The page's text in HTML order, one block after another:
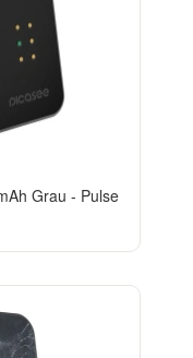
Grau - Pulse